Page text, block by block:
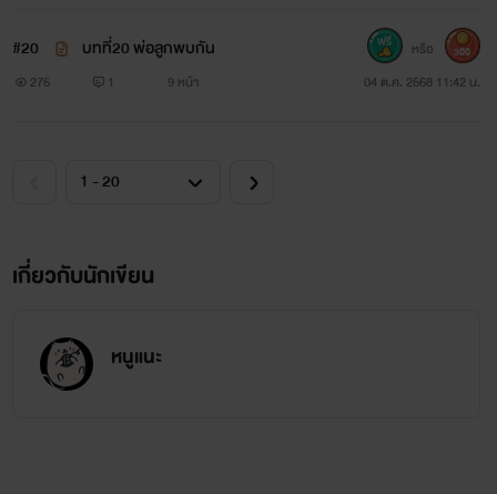
#20 บทที่20 พ่อลูกพบกัน
275 1 9 หน้า 04 ต.ค. 2568 11:42 น.
หรือ 300
เกี่ยวกับนักเขียน
หนูแนะ